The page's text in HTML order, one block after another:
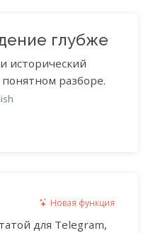
глубже
исторический
разборе.
Новая функция
для Telegram,